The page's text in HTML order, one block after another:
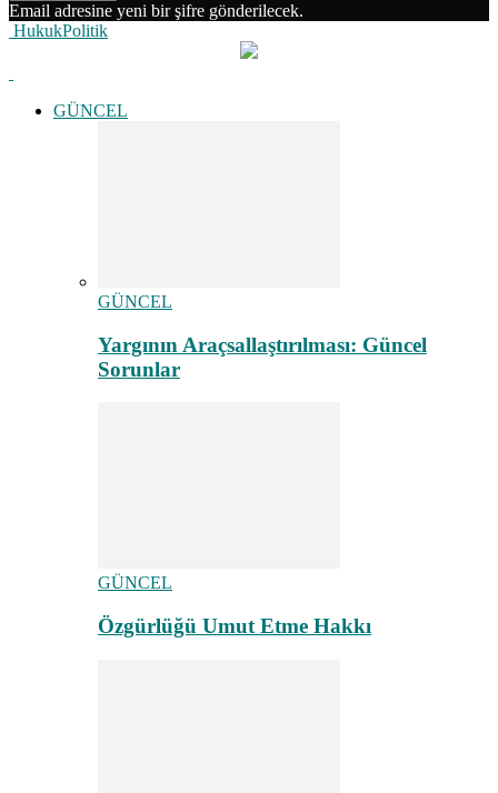
Email adresine yeni bir şifre gönderilecek.
HukukPolitik
GÜNCEL
GÜNCEL
Yargının Araçsallaştırılması: Güncel
Sorunlar
GÜNCEL
Özgürlüğü Umut Etme Hakkı